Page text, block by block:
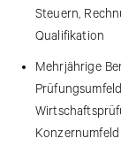
Steuern,
Qualifikation
Mehrjährige
Konzernumfeld